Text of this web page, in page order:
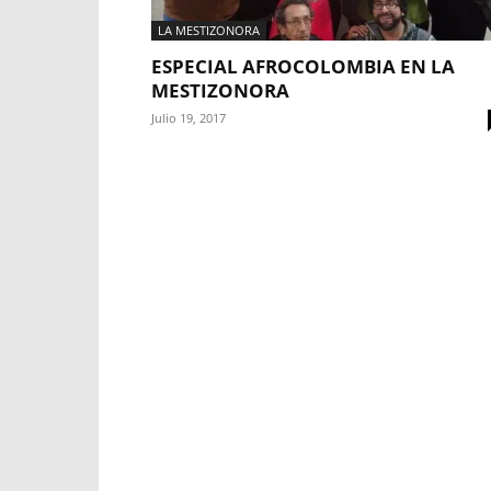
LA MESTIZONORA
ESPECIAL AFROCOLOMBIA EN LA
MESTIZONORA
Julio 19, 2017